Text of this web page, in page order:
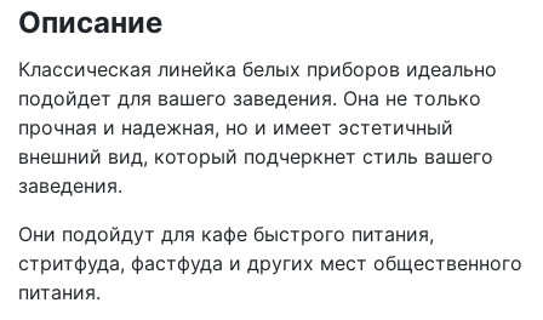
Описание
Классическая линейка белых приборов идеально
подойдет для вашего заведения. Она не только
прочная и надежная, но и имеет эстетичный
внешний вид, который подчеркнет стиль вашего
заведения.
Они подойдут для кафе быстрого питания,
стритфуда, фастфуда и других мест общественного
питания.